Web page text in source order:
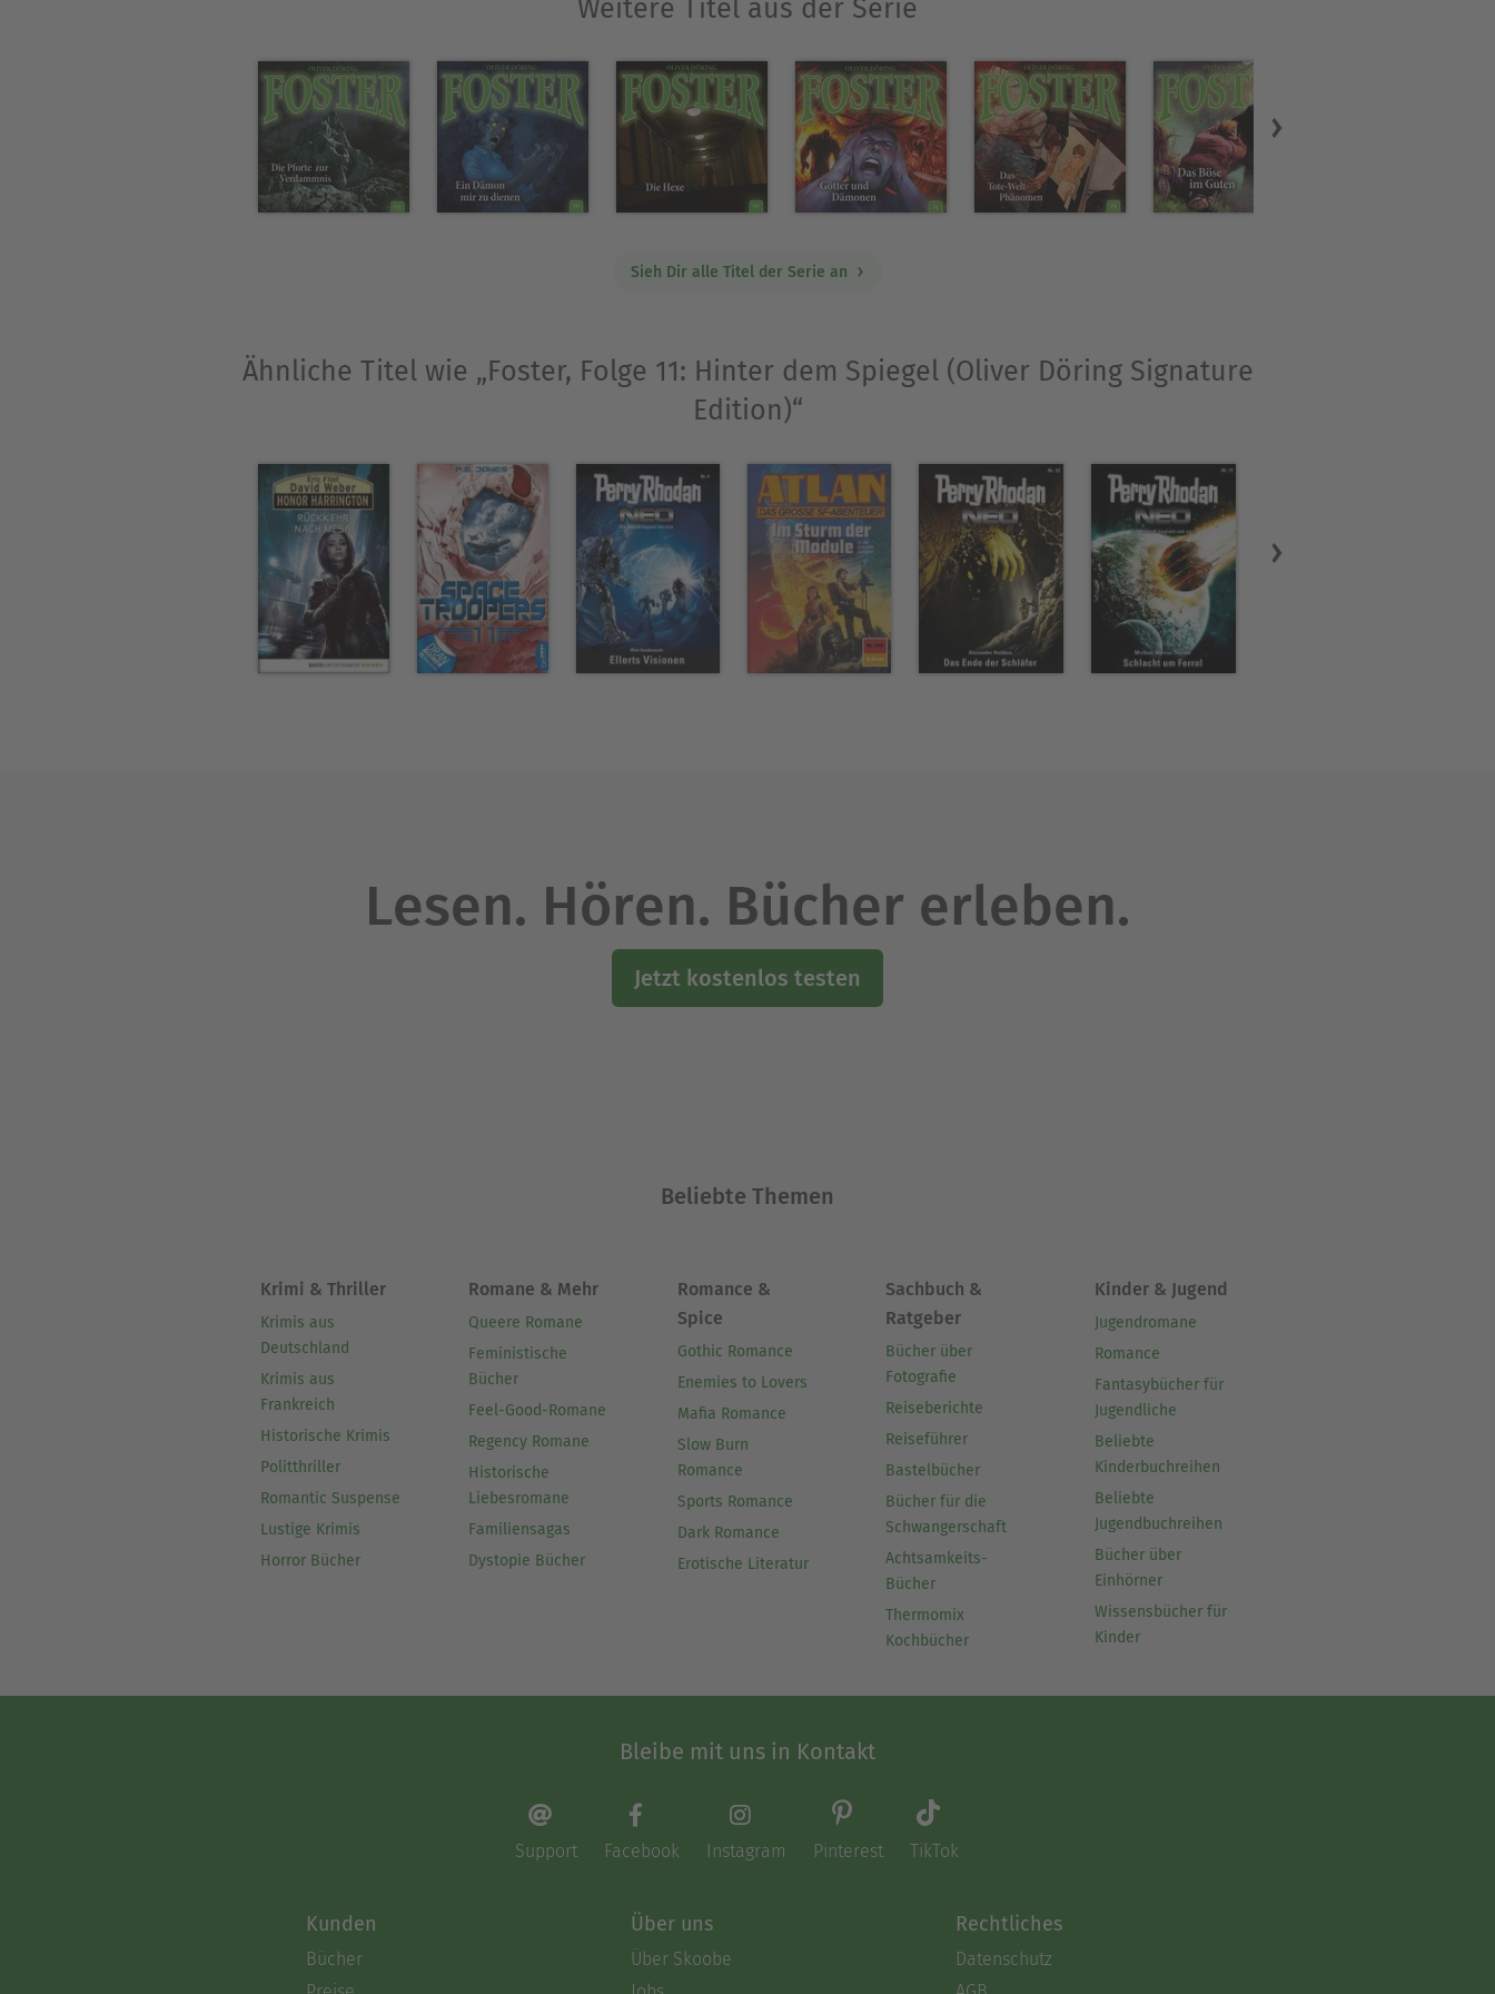
Weitere Titel aus der Serie
Sieh Dir alle Titel der Serie an
Ähnliche Titel wie „Foster, Folge 11: Hinter dem Spiegel (Oliver Döring Signature
Edition)“
Lesen. Hören. Bücher erleben.
Jetzt kostenlos testen
Beliebte Themen
Krimi & Thriller
Krimis aus
Deutschland
Krimis aus
Frankreich
Historische Krimis
Politthriller
Romantic Suspense
Lustige Krimis
Horror Bücher
Romane & Mehr
Queere Romane
Feministische
Bücher
Feel-Good-Romane
Regency Romane
Historische
Liebesromane
Familiensagas
Dystopie Bücher
Romance &
Spice
Gothic Romance
Enemies to Lovers
Mafia Romance
Slow Burn
Romance
Sports Romance
Dark Romance
Erotische Literatur
Sachbuch &
Ratgeber
Bücher über
Fotografie
Reiseberichte
Reiseführer
Bastelbücher
Bücher für die
Schwangerschaft
Achtsamkeits-
Bücher
Thermomix
Kochbücher
Kinder & Jugend
Jugendromane
Romance
Fantasybücher für
Jugendliche
Beliebte
Kinderbuchreihen
Beliebte
Jugendbuchreihen
Bücher über
Einhörner
Wissensbücher für
Kinder
Bleibe mit uns in Kontakt
Support Facebook Instagram Pinterest TikTok
Kunden
Bücher
Über uns
Über Skoobe
Rechtliches
Datenschutz